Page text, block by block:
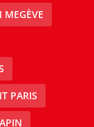
MEGÈVE
PARIS